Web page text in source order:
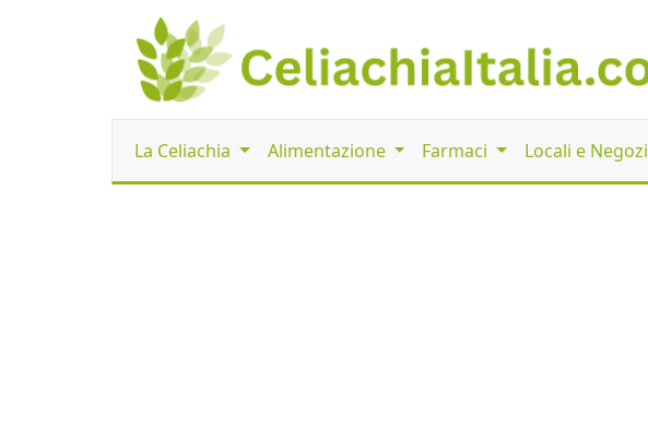
La Celiachia Alimentazione Farmaci Locali e Negozi